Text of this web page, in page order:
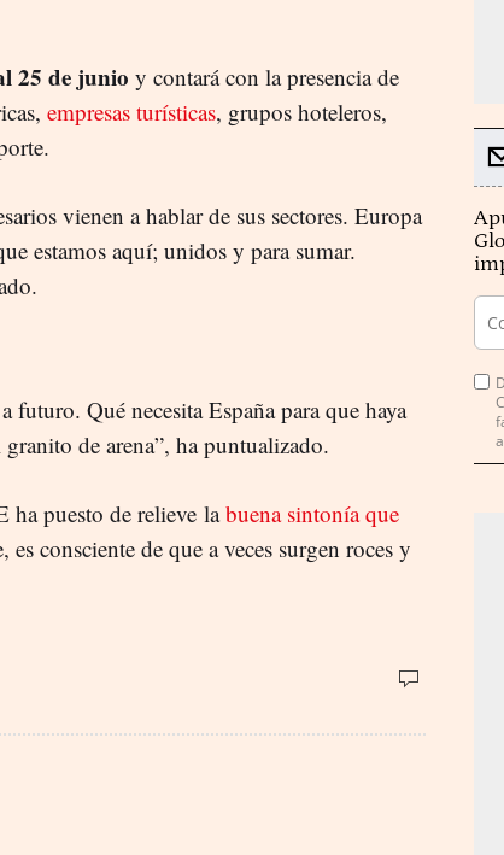
25 de junio y contará con la presencia de
empresas turísticas, grupos hoteleros,
vienen a hablar de sus sectores. Europa
estamos aquí; unidos y para sumar.
futuro. Qué necesita España para que haya
de arena”, ha puntualizado.
ha puesto de relieve labuena sintonía que
es consciente de que a veces surgen roces y